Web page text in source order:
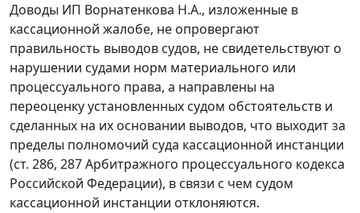
Доводы ИП Ворнатенкова Н.А., изложенные в
кассационной жалобе, не опровергают
правильность выводов судов, не свидетельствуют о
нарушении судами норм материального или
процессуального права, а направлены на
переоценку установленных судом обстоятельств и
сделанных на их основании выводов, что выходит за
пределы полномочий суда кассационной инстанции
(ст. 286, 287 Арбитражного процессуального кодекса
Российской Федерации), в связи с чем судом
кассационной инстанции отклоняются.